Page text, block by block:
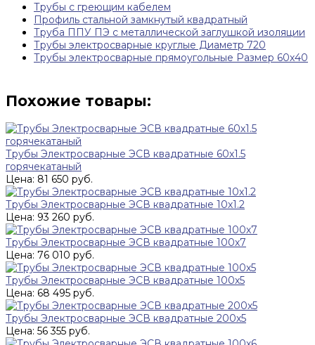
Трубы с греющим кабелем
Профиль стальной замкнутый квадратный
Труба ППУ ПЭ с металлической заглушкой изоляции
Трубы электросварные круглые Диаметр 720
Трубы электросварные прямоугольные Размер 60х40
Похожие товары:
Трубы Электросварные ЭСВ квадратные 60х1.5
горячекатаный
Цена: 81 650 руб.
Трубы Электросварные ЭСВ квадратные 10х1.2
Цена: 93 260 руб.
Трубы Электросварные ЭСВ квадратные 100х7
Цена: 76 010 руб.
Трубы Электросварные ЭСВ квадратные 100х5
Цена: 68 495 руб.
Трубы Электросварные ЭСВ квадратные 200х5
Цена: 56 355 руб.